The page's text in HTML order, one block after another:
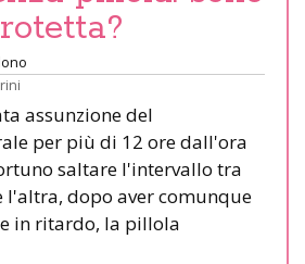
assunzione del
per più di 12 ore dall'ora
saltare l'intervallo tra
l'altra, dopo aver comunque
in ritardo, la pillola